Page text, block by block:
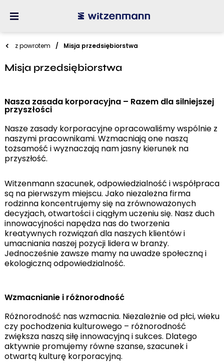
z powrotem Misja przedsiębiorstwa
Misja przedsiębiorstwa
Nasza zasada korporacyjna – Razem dla silniejszej
przyszłości
Nasze zasady korporacyjne opracowaliśmy wspólnie z
naszymi pracownikami. Wzmacniają one naszą
tożsamość i wyznaczają nam jasny kierunek na
przyszłość.
Witzenmann szacunek, odpowiedzialność i współpraca
są na pierwszym miejscu. Jako niezależna firma
rodzinna koncentrujemy się na zrównoważonych
decyzjach, otwartości i ciągłym uczeniu się. Nasz duch
innowacyjności napędza nas do tworzenia
kreatywnych rozwiązań dla naszych klientów i
umacniania naszej pozycji lidera w branży.
Jednocześnie zawsze mamy na uwadze społeczną i
ekologiczną odpowiedzialność.
Wzmacnianie i różnorodność
Różnorodność nas wzmacnia. Niezależnie od płci, wieku
czy pochodzenia kulturowego – różnorodność
zwiększa naszą siłę innowacyjną i sukces. Dlatego
aktywnie promujemy równe szanse, szacunek i
otwartą kulturę korporacyjną.